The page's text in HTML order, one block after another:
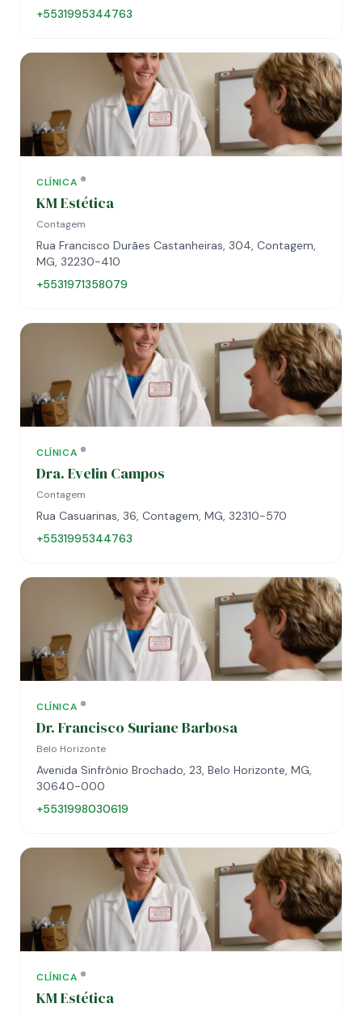
+5531995344763
CLÍNICA
KM Estética
Contagem
Rua Francisco Durães Castanheiras, 304, Contagem,
MG, 32230-410
+5531971358079
CLÍNICA
Dra. Evelin Campos
Contagem
Rua Casuarinas, 36, Contagem, MG, 32310-570
+5531995344763
CLÍNICA
Dr. Francisco Suriane Barbosa
Belo Horizonte
Avenida Sinfrônio Brochado, 23, Belo Horizonte, MG,
30640-000
+5531998030619
CLÍNICA
KM Estética